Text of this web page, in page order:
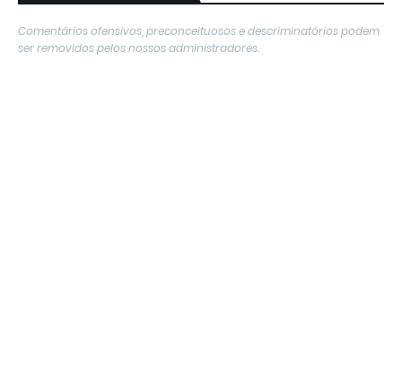
Comentários ofensivos, preconceituosos e descriminatórios podem
ser removidos pelos nossos administradores.